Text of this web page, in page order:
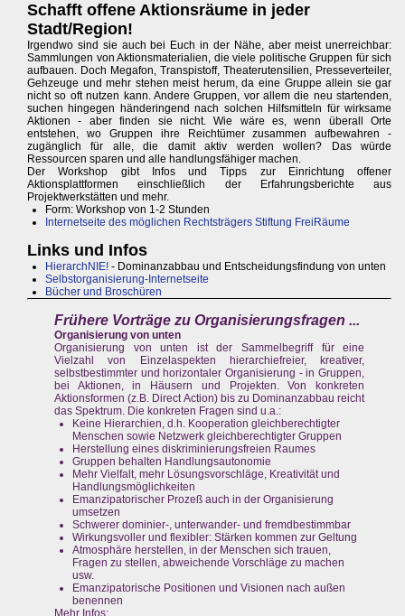
Schafft offene Aktionsräume in jeder
Stadt/Region!
Irgendwo sind sie auch bei Euch in der Nähe, aber meist unerreichbar:
Sammlungen von Aktionsmaterialien, die viele politische Gruppen für sich
aufbauen. Doch Megafon, Transpistoff, Theaterutensilien, Presseverteiler,
Gehzeuge und mehr stehen meist herum, da eine Gruppe allein sie gar
nicht so oft nutzen kann. Andere Gruppen, vor allem die neu startenden,
suchen hingegen händeringend nach solchen Hilfsmitteln für wirksame
Aktionen - aber finden sie nicht. Wie wäre es, wenn überall Orte
entstehen, wo Gruppen ihre Reichtümer zusammen aufbewahren -
zugänglich für alle, die damit aktiv werden wollen? Das würde
Ressourcen sparen und alle handlungsfähiger machen.
Der Workshop gibt Infos und Tipps zur Einrichtung offener
Aktionsplattformen einschließlich der Erfahrungsberichte aus
Projektwerkstätten und mehr.
Form: Workshop von 1-2 Stunden
Internetseite des möglichen Rechtsträgers Stiftung FreiRäume
Links und Infos
HierarchNIE! - Dominanzabbau und Entscheidungsfindung von unten
Selbstorganisierung-Internetseite
Bücher und Broschüren
Frühere Vorträge zu Organisierungsfragen ...
Organisierung von unten
Organisierung von unten ist der Sammelbegriff für eine
Vielzahl von Einzelaspekten hierarchiefreier, kreativer,
selbstbestimmter und horizontaler Organisierung - in Gruppen,
bei Aktionen, in Häusern und Projekten. Von konkreten
Aktionsformen (z.B. Direct Action) bis zu Dominanzabbau reicht
das Spektrum. Die konkreten Fragen sind u.a.:
Keine Hierarchien, d.h. Kooperation gleichberechtigter
Menschen sowie Netzwerk gleichberechtigter Gruppen
Herstellung eines diskriminierungsfreien Raumes
Gruppen behalten Handlungsautonomie
Mehr Vielfalt, mehr Lösungsvorschläge, Kreativität und
Handlungsmöglichkeiten
Emanzipatorischer Prozeß auch in der Organisierung
umsetzen
Schwerer dominier-, unterwander- und fremdbestimmbar
Wirkungsvoller und flexibler: Stärken kommen zur Geltung
Atmosphäre herstellen, in der Menschen sich trauen,
Fragen zu stellen, abweichende Vorschläge zu machen
usw.
Emanzipatorische Positionen und Visionen nach außen
benennen
Mehr Infos: